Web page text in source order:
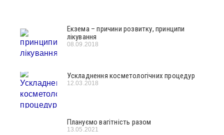
Екзема – причини розвитку, принципи
лікування
08.09.2018
Ускладнення косметологічних процедур
12.03.2018
Плануємо вагітність разом
13.05.2021